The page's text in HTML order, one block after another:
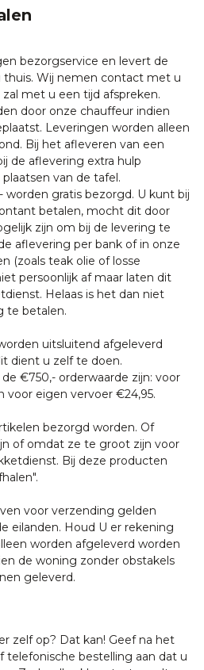
bezorgservice en levert de
thuis. Wij nemen contact met u
met u een tijd afspreken.
door onze chauffeur indien
Leveringen worden alleen
Bij het afleveren van een
de aflevering extra hulp
van de tafel.
worden gratis bezorgd. U kunt bij
betalen, mocht dit door
zijn om bij de levering te
aflevering per bank of in onze
(zoals teak olie of losse
persoonlijk af maar laten dit
Helaas is het dan niet
te betalen.
uitsluitend afgeleverd
dient u zelf te doen.
€750,- orderwaarde zijn: voor
voor eigen vervoer €24,95.
bezorgd worden. Of
of omdat ze te groot zijn voor
Bij deze producten
voor verzending gelden
eilanden. Houd U er rekening
worden afgeleverd worden
de woning zonder obstakels
geleverd.
zelf op? Dat kan! Geef na het
telefonische bestelling aan dat u